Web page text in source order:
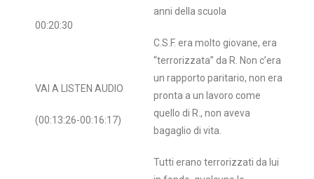
00:20:30
VAI A LISTEN AUDIO
(00:13:26-00:16:17)
anni della scuola
C.S.F. era molto giovane, era
“terrorizzata” da R. Non c’era
un rapporto paritario, non era
pronta a un lavoro come
quello di R., non aveva
bagaglio di vita.
Tutti erano terrorizzati da lui